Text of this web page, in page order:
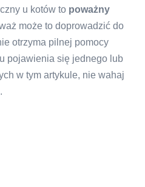
u kotów to poważny
może to doprowadzić do
otrzyma pilnej pomocy
pojawienia się jednego lub
w tym artykule, nie wahaj